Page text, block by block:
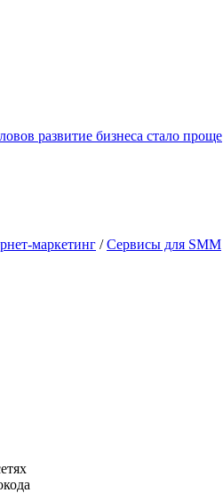
развитие бизнеса стало проще
маркетинг / Сервисы для SMM